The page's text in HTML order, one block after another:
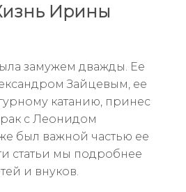
Ирины
замужем дважды. Ее
Зайцевым, ее
катанию, принес
с Леонидом
был важной частью ее
статьи мы подробнее
и внуков.